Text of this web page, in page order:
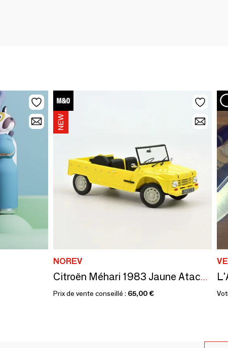
NOREV
Citroën Méhari 1983 Jaune Atacama - Voiture miniature 1/18
Prix de vente conseillé : 65,00 €